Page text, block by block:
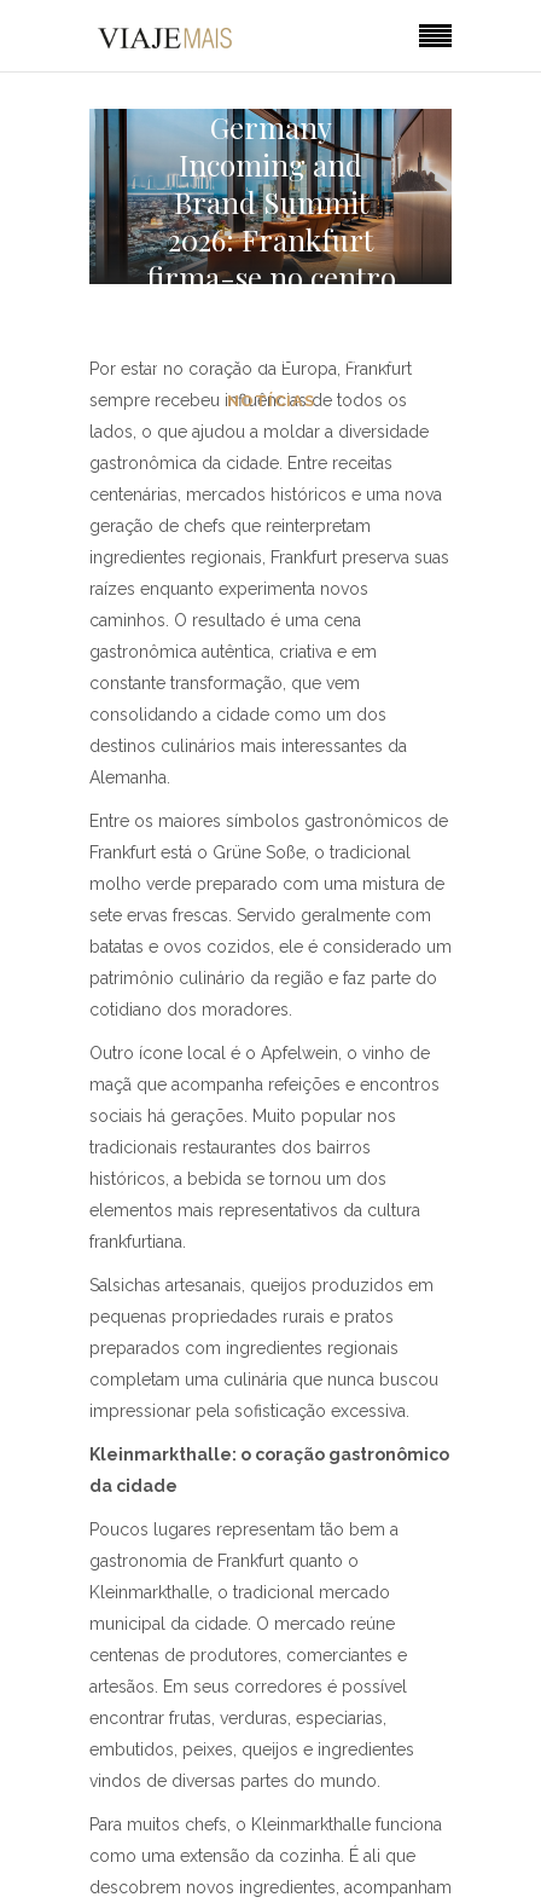
Germany
Incoming and
Brand Summit
2026: Frankfurt
firma-se no centro
gastronomia alemã
NOTÍCIAS
Por estar no coração da Europa, Frankfurt
sempre recebeu influências de todos os
lados, o que ajudou a moldar a diversidade
gastronômica da cidade. Entre receitas
centenárias, mercados históricos e uma nova
geração de chefs que reinterpretam
ingredientes regionais, Frankfurt preserva suas
raízes enquanto experimenta novos
caminhos. O resultado é uma cena
gastronômica autêntica, criativa e em
constante transformação, que vem
consolidando a cidade como um dos
destinos culinários mais interessantes da
Alemanha.
Entre os maiores símbolos gastronômicos de
Frankfurt está o Grüne Soße, o tradicional
molho verde preparado com uma mistura de
sete ervas frescas. Servido geralmente com
batatas e ovos cozidos, ele é considerado um
patrimônio culinário da região e faz parte do
cotidiano dos moradores.
Outro ícone local é o Apfelwein, o vinho de
maçã que acompanha refeições e encontros
sociais há gerações. Muito popular nos
tradicionais restaurantes dos bairros
históricos, a bebida se tornou um dos
elementos mais representativos da cultura
frankfurtiana.
Salsichas artesanais, queijos produzidos em
pequenas propriedades rurais e pratos
preparados com ingredientes regionais
completam uma culinária que nunca buscou
impressionar pela sofisticação excessiva.
Kleinmarkthalle: o coração gastronômico
da cidade
Poucos lugares representam tão bem a
gastronomia de Frankfurt quanto o
Kleinmarkthalle, o tradicional mercado
municipal da cidade. O mercado reúne
centenas de produtores, comerciantes e
artesãos. Em seus corredores é possível
encontrar frutas, verduras, especiarias,
embutidos, peixes, queijos e ingredientes
vindos de diversas partes do mundo.
Para muitos chefs, o Kleinmarkthalle funciona
como uma extensão da cozinha. É ali que
descobrem novos ingredientes, acompanham